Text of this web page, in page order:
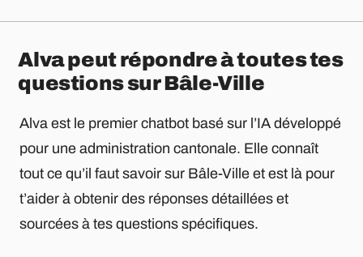
Alva peut répondre à toutes tes
questions sur Bâle-Ville
Alva est le premier chatbot basé sur l’IA développé
pour une administration cantonale. Elle connaît
tout ce qu’il faut savoir sur Bâle-Ville et est là pour
t’aider à obtenir des réponses détaillées et
sourcées à tes questions spécifiques.